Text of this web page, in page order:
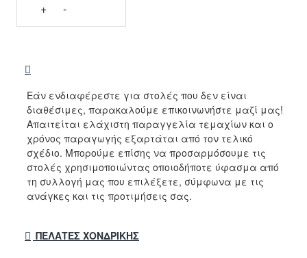
+ -
Εάν ενδιαφέρεστε για στολές που δεν είναι
διαθέσιμες, παρακαλούμε επικοινωνήστε μαζί μας!
Απαιτείται ελάχιστη παραγγελία τεμαχίων και ο
χρόνος παραγωγής εξαρτάται από τον τελικό
σχέδιο. Μπορούμε επίσης να προσαρμόσουμε τις
στολές χρησιμοποιώντας οποιοδήποτε ύφασμα από
τη συλλογή μας που επιλέξετε, σύμφωνα με τις
ανάγκες και τις προτιμήσεις σας.
ΠΕΛΆΤΕΣ ΧΟΝΔΡΙΚΉΣ